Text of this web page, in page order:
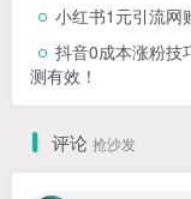
小红书1元引流网
抖音0成本涨粉技
测有效！
评论 抢沙发